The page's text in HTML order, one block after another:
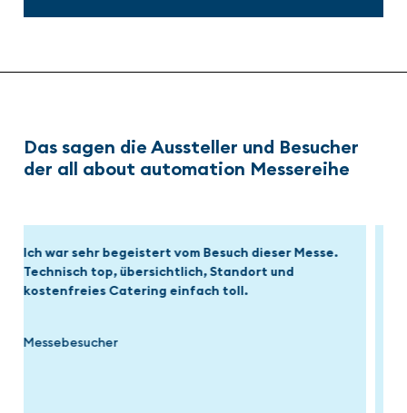
Das sagen die Aussteller und Besucher
der all about automation Messereihe
Durch die aaa können wir unsere Sichtbarkeit in
der Region steigern und viele wertvolle Kontakte
knüpfen.
Aussteller